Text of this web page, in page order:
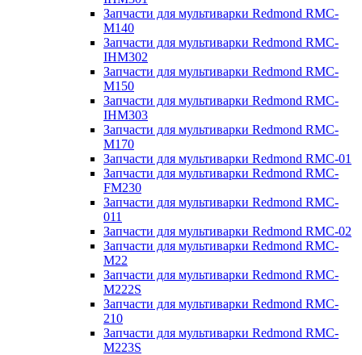
Запчасти для мультиварки Redmond RMC-
M140
Запчасти для мультиварки Redmond RMC-
IHM302
Запчасти для мультиварки Redmond RMC-
M150
Запчасти для мультиварки Redmond RMC-
IHM303
Запчасти для мультиварки Redmond RMC-
M170
Запчасти для мультиварки Redmond RMC-01
Запчасти для мультиварки Redmond RMC-
FM230
Запчасти для мультиварки Redmond RMC-
011
Запчасти для мультиварки Redmond RMC-02
Запчасти для мультиварки Redmond RMC-
M22
Запчасти для мультиварки Redmond RMC-
M222S
Запчасти для мультиварки Redmond RMC-
210
Запчасти для мультиварки Redmond RMC-
M223S